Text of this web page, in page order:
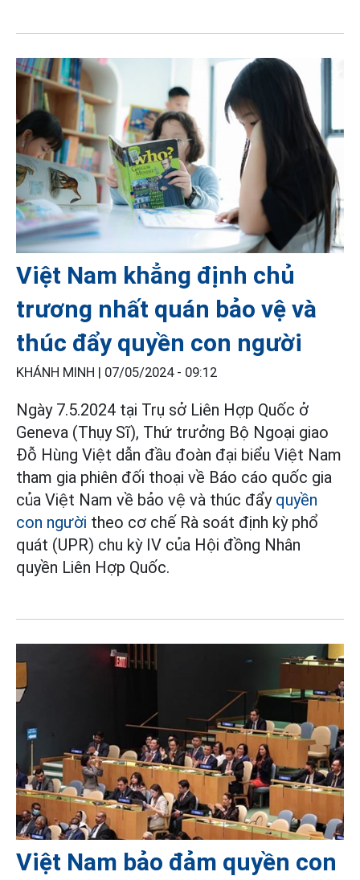
Việt Nam khẳng định chủ
trương nhất quán bảo vệ và
thúc đẩy quyền con người
KHÁNH MINH | 07/05/2024 - 09:12
Ngày 7.5.2024 tại Trụ sở Liên Hợp Quốc ở
Geneva (Thụy Sĩ), Thứ trưởng Bộ Ngoại giao
Đỗ Hùng Việt dẫn đầu đoàn đại biểu Việt Nam
tham gia phiên đối thoại về Báo cáo quốc gia
của Việt Nam về bảo vệ và thúc đẩy quyền
con người theo cơ chế Rà soát định kỳ phổ
quát (UPR) chu kỳ IV của Hội đồng Nhân
quyền Liên Hợp Quốc.
Việt Nam bảo đảm quyền con